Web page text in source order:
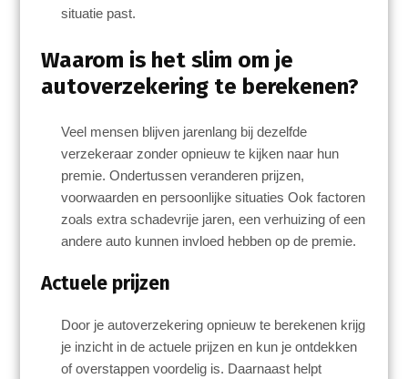
situatie past.
Waarom is het slim om je
autoverzekering te berekenen?
Veel mensen blijven jarenlang bij dezelfde
verzekeraar zonder opnieuw te kijken naar hun
premie. Ondertussen veranderen prijzen,
voorwaarden en persoonlijke situaties Ook factoren
zoals extra schadevrije jaren, een verhuizing of een
andere auto kunnen invloed hebben op de premie.
Actuele prijzen
Door je autoverzekering opnieuw te berekenen krijg
je inzicht in de actuele prijzen en kun je ontdekken
of overstappen voordelig is. Daarnaast helpt